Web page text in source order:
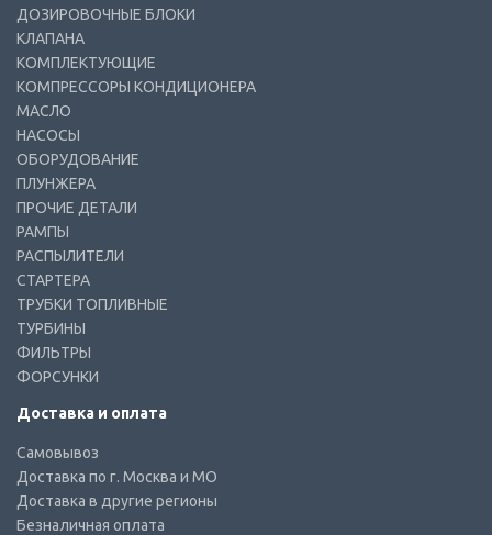
ДОЗИРОВОЧНЫЕ БЛОКИ
КЛАПАНА
КОМПЛЕКТУЮЩИЕ
КОМПРЕССОРЫ КОНДИЦИОНЕРА
МАСЛО
НАСОСЫ
ОБОРУДОВАНИЕ
ПЛУНЖЕРА
ПРОЧИЕ ДЕТАЛИ
РАМПЫ
РАСПЫЛИТЕЛИ
СТАРТЕРА
ТРУБКИ ТОПЛИВНЫЕ
ТУРБИНЫ
ФИЛЬТРЫ
ФОРСУНКИ
Доставка и оплата
Самовывоз
Доставка по г. Москва и МО
Доставка в другие регионы
Безналичная оплата